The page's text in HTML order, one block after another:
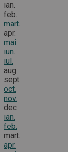
ian.
feb.
mart.
apr.
mai
iun.
iul.
aug.
sept.
oct.
nov.
dec.
ian.
feb.
mart.
apr.